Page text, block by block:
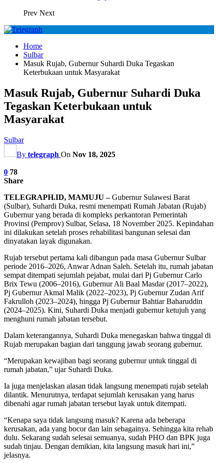
Prev Next
Home
Sulbar
Masuk Rujab, Gubernur Suhardi Duka Tegaskan
Keterbukaan untuk Masyarakat
Masuk Rujab, Gubernur Suhardi Duka
Tegaskan Keterbukaan untuk
Masyarakat
Sulbar
By telegraph On Nov 18, 2025
0 78
Share
TELEGRAPH.ID, MAMUJU –Gubernur Sulawesi Barat
(Sulbar), Suhardi Duka, resmi menempati Rumah Jabatan (Rujab)
Gubernur yang berada di kompleks perkantoran Pemerintah
Provinsi (Pemprov) Sulbar, Selasa, 18 November 2025. Kepindahan
ini dilakukan setelah proses rehabilitasi bangunan selesai dan
dinyatakan layak digunakan.
Rujab tersebut pertama kali dibangun pada masa Gubernur Sulbar
periode 2016–2026, Anwar Adnan Saleh. Setelah itu, rumah jabatan
sempat ditempati sejumlah pejabat, mulai dari Pj Gubernur Carlo
Brix Tewu (2006–2016), Gubernur Ali Baal Masdar (2017–2022),
Pj Gubernur Akmal Malik (2022–2023), Pj Gubernur Zudan Arif
Fakrulloh (2023–2024), hingga Pj Gubernur Bahtiar Baharuddin
(2024–2025). Kini, Suhardi Duka menjadi gubernur ketujuh yang
menghuni rumah jabatan tersebut.
Dalam keterangannya, Suhardi Duka menegaskan bahwa tinggal di
Rujab merupakan bagian dari tanggung jawab seorang gubernur.
“Merupakan kewajiban bagi seorang gubernur untuk tinggal di
rumah jabatan,” ujar Suhardi Duka.
Ia juga menjelaskan alasan tidak langsung menempati rujab setelah
dilantik. Menurutnya, terdapat sejumlah kerusakan yang harus
dibenahi agar rumah jabatan tersebut layak untuk ditempati.
“Kenapa saya tidak langsung masuk? Karena ada beberapa
kerusakan, ada yang bocor dan lain sebagainya. Sehingga kita rehab
dulu. Sekarang sudah selesai semuanya, sudah PHO dan BPK juga
sudah tinjau. Dengan demikian, kita langsung masuk hari ini,”
jelasnya.